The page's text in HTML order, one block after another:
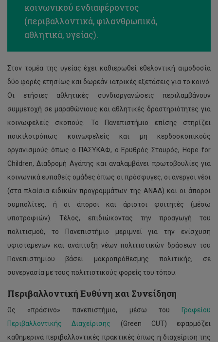
κοινωνικού ενδιαφέροντος
(περιβαλλοντικά, φιλανθρωπικά,
αθλητικά, υγείας).
Στον τομέα της υγείας έχει καθιερωθεί εθελοντική αιμοδοσία
δύο φορές ετησίως και δωρεάν ιατρικές εξετάσεις για το κοινό.
Οι ετήσιες αθλητικές συνδιοργανώσεις περιλαμβάνουν
συμμετοχή σε μαραθώνιους και αθλητικές δραστηριότητες για
κοινωφελείς σκοπούς. Το Πανεπιστήμιο επίσης στηρίζει
ποικιλοτρόπως κοινωφελείς και μη κερδοσκοπικούς
οργανισμούς όπως ο ΠΑΣΥΚΑΦ, ο Ερυθρός Σταυρός, Hope for
Children, Διαδρομή Αγάπης και αναλαμβάνει πρωτοβουλίες για
κοινωνικά ευπαθείς ομάδες όπως οι πρόσφυγες, οι άνεργοι νέοι
(στα πλαίσια ειδικών προγραμμάτων της ΑΝΑΔ) και οι άποροι
συμπολίτες, ή οι άποροι και άριστοι φοιτητές (μέσω
υποτροφιών). Τέλος, επιδιώκοντας την προαγωγή του
πολιτισμού, το Πανεπιστήμιο μεριμνεί για την ενίσχυση
υφιστάμενων και ανάπτυξη νέων πολιτιστικών δράσεων του
Πανεπιστημίου βάσει μακροπρόθεσμης πολιτικής, σε
συνεργασία με τους πολιτιστικούς φορείς του τόπου.
Περιβαλλοντική Ευθύνη και Συνείδηση
Ως «πράσινο» πανεπιστήμιο, μέσω του
Γραφείου
Περιβαλλοντικής Διαχείρισης (Green CUT) εφαρμόζει
καθημερινά περιβαλλοντικές πρακτικές όπως η διαχείριση της